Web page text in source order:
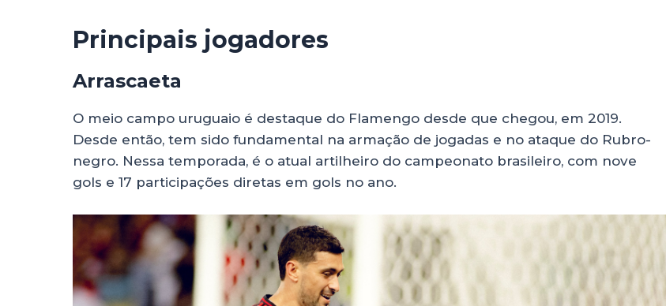
Principais jogadores
Arrascaeta
O meio campo uruguaio é destaque do Flamengo desde que chegou, em 2019.
Desde então, tem sido fundamental na armação de jogadas e no ataque do Rubro-
negro. Nessa temporada, é o atual artilheiro do campeonato brasileiro, com nove
gols e 17 participações diretas em gols no ano.